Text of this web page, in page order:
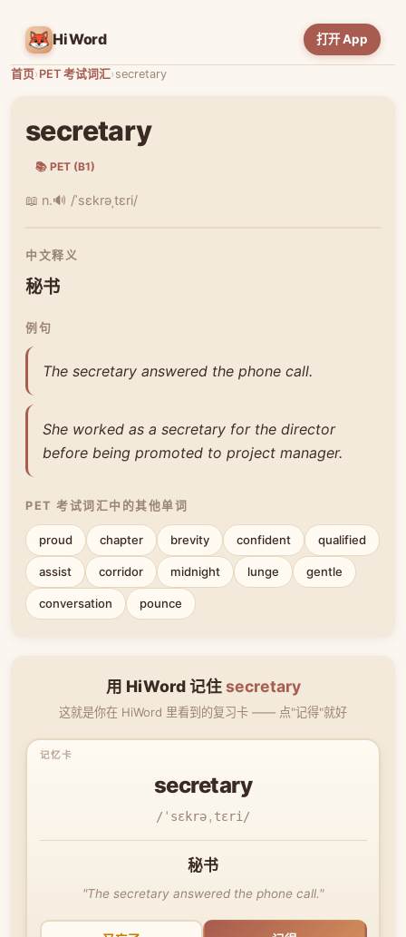
HiWord 打开 App
首页›PET 考试词汇›secretary
secretary
📚 PET (B1)
📖 n.🔊 /ˈsɛkrəˌtɛri/
中文释义
秘书
例句
The secretary answered the phone call.
She worked as a secretary for the director
before being promoted to project manager.
PET 考试词汇中的其他单词
proud chapter brevity confident qualified
assist corridor midnight lunge gentle
conversation pounce
用 HiWord 记住secretary
这就是你在 HiWord 里看到的复习卡 —— 点"记得"就好
secretary
/ˈsɛkrəˌtɛri/
秘书
"The secretary answered the phone call."